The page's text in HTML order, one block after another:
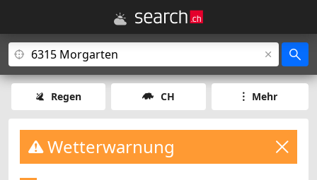
Regen CH Mehr
Wetterwarnung